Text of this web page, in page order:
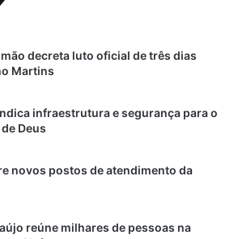
em Tecnologia em
de Sistemas, no
superior da Uema, no
As inscrições para
no último dia 3 de
vai ser realizado no dia
curso de graduação em
decreta luto oficial de três dias
Martins
infraestrutura e segurança para o
Deus
novos postos de atendimento da
reúne milhares de pessoas na